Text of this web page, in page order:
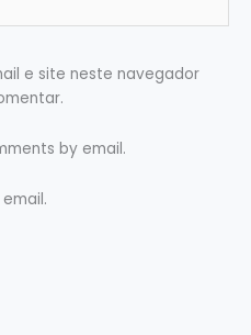
e site neste navegador
by email.